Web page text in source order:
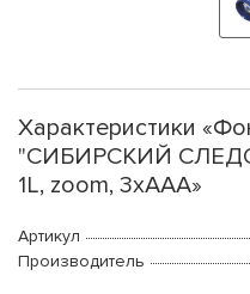
Характеристики
"СИБИРСКИЙ
1L, zoom, 3хААА»
Артикул
Производитель